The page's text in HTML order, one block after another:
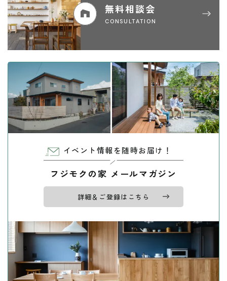
無料相談会
CONSULTATION
イベント情報を随時お届け！
フジモクの家 メールマガジン
詳細＆ご登録はこちら